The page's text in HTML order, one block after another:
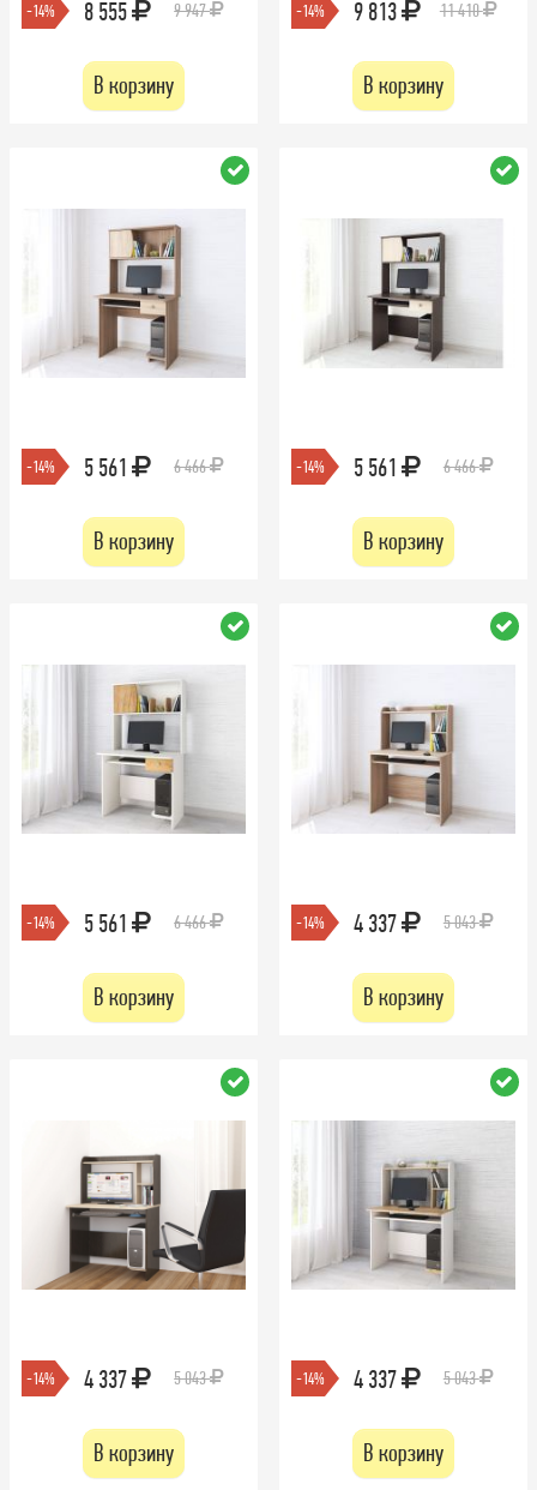
-14% 8 555 9 947
В корзину
-14% 9 813 11 410
В корзину
-14% 5 561 6 466
В корзину
-14% 5 561 6 466
В корзину
-14% 5 561 6 466
В корзину
-14% 4 337 5 043
В корзину
-14% 4 337 5 043
В корзину
-14% 4 337 5 043
В корзину